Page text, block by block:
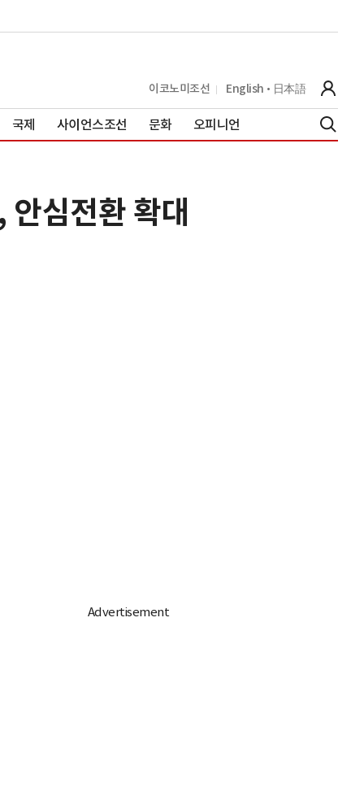
이코노미조선 English 日本語
국제 사이언스조선 문화 오피니언
심전환 확대